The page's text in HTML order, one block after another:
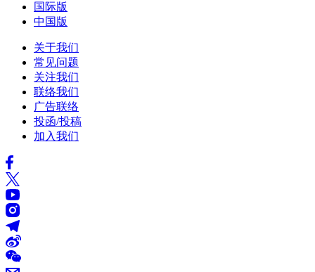
国际版
中国版
关于我们
常见问题
关注我们
联络我们
广告联络
投函/投稿
加入我们